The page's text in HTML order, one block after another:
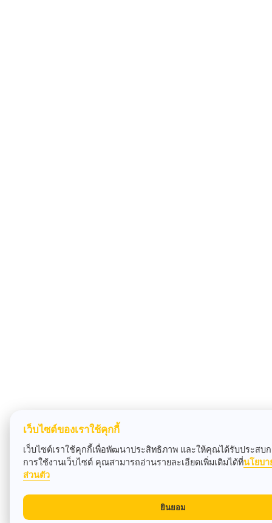
เว็บไซต์ของเราใช้คุกกี้
เว็บไซต์เราใช้คุกกี้เพื่อพัฒนาประสิทธิภาพ และให้คุณได้รับประสบ
การใช้งานเว็บไซต์ คุณสามารถอ่านรายละเอียดเพิ่มเติมได้ที่นโยบา
ส่วนตัว
ยินยอม